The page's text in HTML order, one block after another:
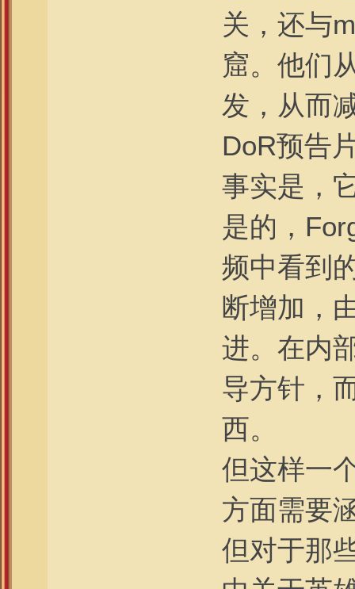
关，还与
窟。他们
发，从而
DoR预告
事实是，
是的，
频中看到
断增加，
进。在内
导方针，
西。
但这样一
方面需要
但对于那